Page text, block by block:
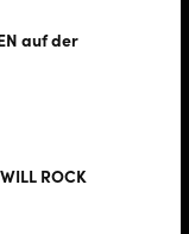
auf der
ROCK